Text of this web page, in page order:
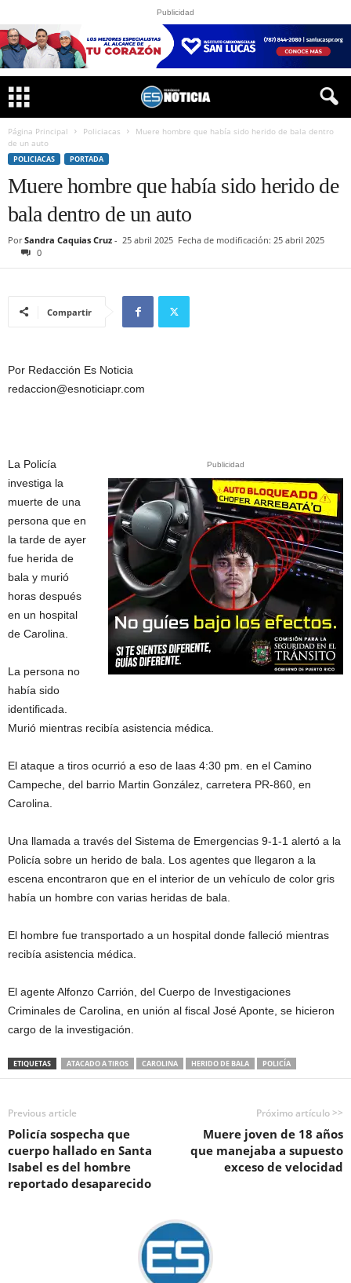
Publicidad
Página Principal Policiacas
Muere hombre que había sido herido de bala dentro
de un auto
POLICIACAS PORTADA
Muere hombre que había sido herido de
bala dentro de un auto
Por Sandra Caquias Cruz - 25 abril 2025 Fecha de modificación: 25 abril 2025
0
Compartir
Por Redacción Es Noticia
redaccion@esnoticiapr.com
Publicidad
La Policía
investiga la
muerte de una
persona que en
la tarde de ayer
fue herida de
bala y murió
horas después
en un hospital
de Carolina.
La persona no
había sido
identificada.
Murió mientras recibía asistencia médica.
El ataque a tiros ocurrió a eso de laas 4:30 pm. en el Camino
Campeche, del barrio Martin González, carretera PR-860, en
Carolina.
Una llamada a través del Sistema de Emergencias 9-1-1 alertó a la
Policía sobre un herido de bala. Los agentes que llegaron a la
escena encontraron que en el interior de un vehículo de color gris
había un hombre con varias heridas de bala.
El hombre fue transportado a un hospital donde falleció mientras
recibía asistencia médica.
El agente Alfonzo Carrión, del Cuerpo de Investigaciones
Criminales de Carolina, en unión al fiscal José Aponte, se hicieron
cargo de la investigación.
ETIQUETAS ATACADO A TIROS CAROLINA HERIDO DE BALA POLICÍA
Previous article
Policía sospecha que
cuerpo hallado en Santa
Isabel es del hombre
reportado desaparecido
Próximo artículo >>
Muere joven de 18 años
que manejaba a supuesto
exceso de velocidad